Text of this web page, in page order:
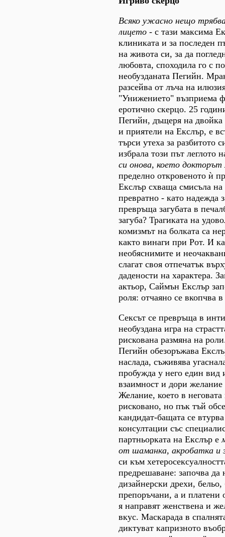
Всяко ужасно нещо
лицето - с тази максима
клиниката и за последен
на живота си, за да
любовта, споходила го с
необузданата Пегийн.
разсейва от лъча на
"Унижението" възприема
еротично скерцо. 25
Пегийн, дъщеря на двойка
и приятели на Екслър, е
търси утеха за разбитото
избрала този път леглото
си онова, което докторът
пределно откровеното ѝ
Екслър схваща смисъла на
превратно - като надежда
превръща загубата в
загуба? Трагиката на
комизмът на болката са
както винаги при Рот. И
необяснимите и
слагат своя отпечатък
дадености на характера.
актьор, Саймън Екслър
роля: отчаяно се вкопчва
Сексът се превръща в
необуздана игра на
рискована размяна на
Пегийн обезоръжава
наслада, съживява
пробужда у него един вид
взаимност и дори желание
Желание, което в
рисковано, но пък тъй
кандидат-бащата се
консултации със
партньорката на Екслър е
от шаманка, акробатка и
си към
предрешаване: започва да
дизайнерски дрехи,
препоръчани, а и платени
я направят женствена и
вкус. Маскарада в
диктуват капризното